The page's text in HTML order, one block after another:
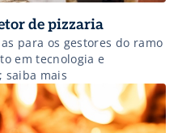
de pizzaria
para os gestores do ramo
em tecnologia e
saiba mais